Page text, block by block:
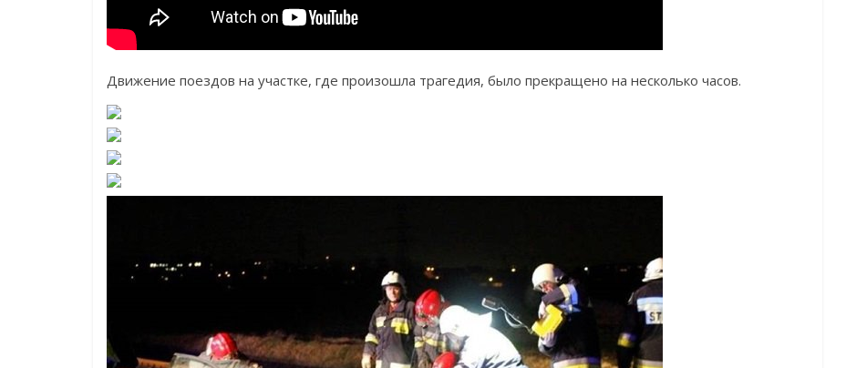
Движение поездов на участке, где произошла трагедия, было прекращено на несколько часов.